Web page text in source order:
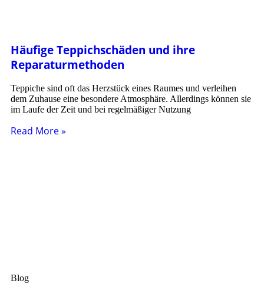
Häufige Teppichschäden und ihre
Reparaturmethoden
Teppiche sind oft das Herzstück eines Raumes und verleihen
dem Zuhause eine besondere Atmosphäre. Allerdings können sie
im Laufe der Zeit und bei regelmäßiger Nutzung
Read More »
Blog